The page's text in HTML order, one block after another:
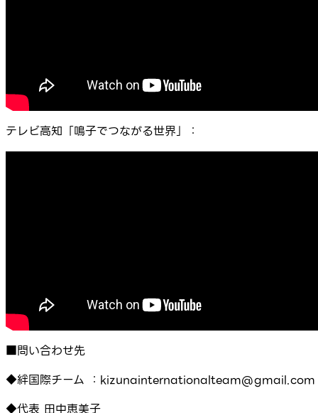
テレビ高知「鳴子でつながる世界」：
■問い合わせ先
◆絆国際チーム ：kizunainternationalteam@gmail.com
◆代表 田中恵美子